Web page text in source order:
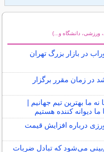
ورزشی، دانشگاه و...)
در بازار بزرگ تهران
در زمان مقرر برگزار
ما بهترین تیم جهانیم |
دیوانه کننده هستیم
درباره افزایش قیمت
می‌شود که تبادل ضربات